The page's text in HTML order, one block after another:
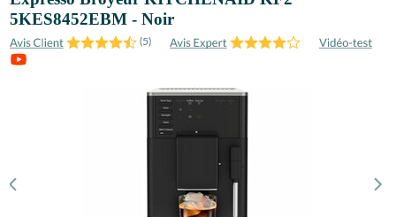
5KES8452EBM - Noir
(5)